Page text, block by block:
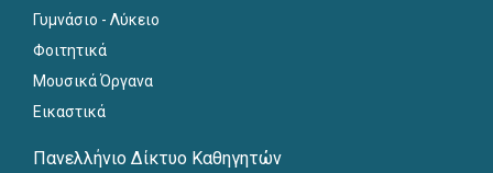
Γυμνάσιο - Λύκειο
Φοιτητικά
Μουσικά Όργανα
Εικαστικά
Πανελλήνιο Δίκτυο Καθηγητών